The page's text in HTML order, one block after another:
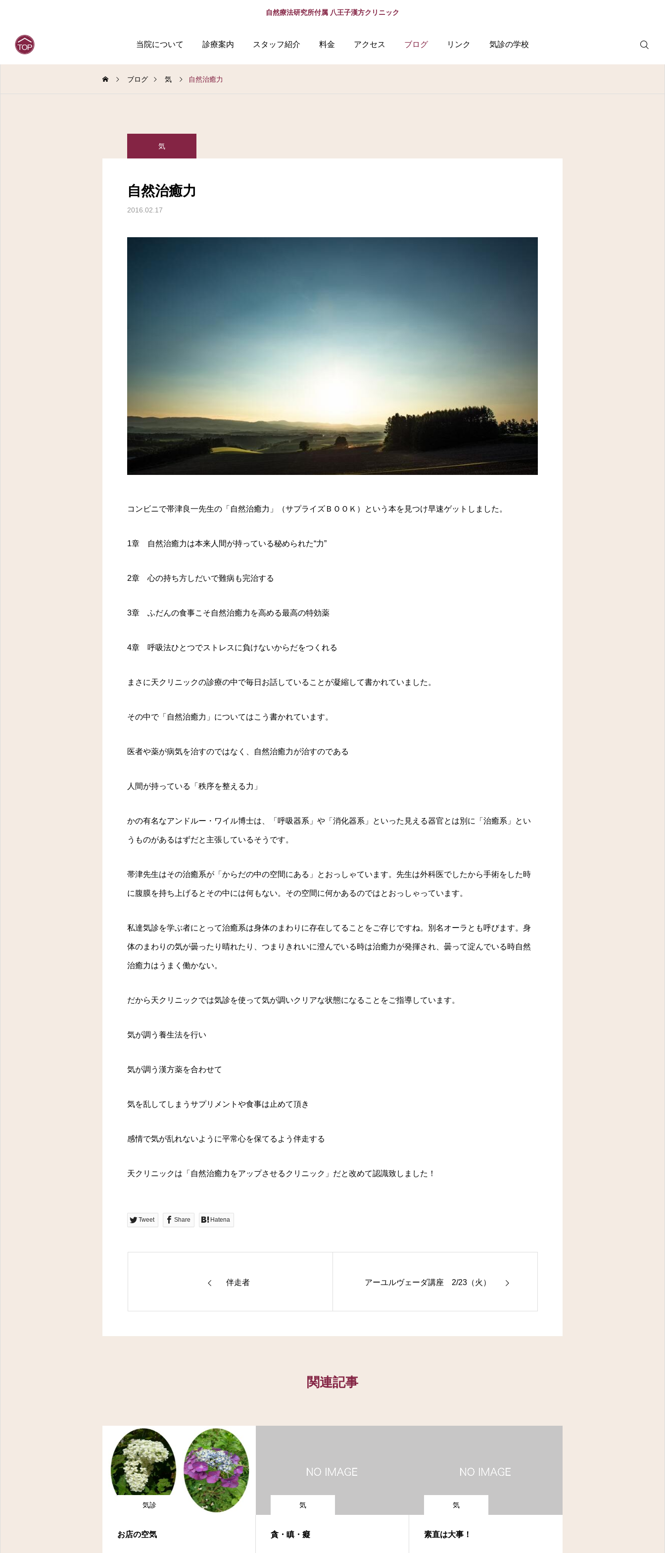
自然療法研究所付属 八王子漢方クリニック
当院について 診療案内 スタッフ紹介 料金 アクセス ブログ リンク 気診の学校
ブログ 気 自然治癒力
気
自然治癒力
2016.02.17
コンビニで帯津良一先生の「自然治癒力」（サプライズＢＯＯＫ）という本を見つけ早速ゲットしました。
1章 自然治癒力は本来人間が持っている秘められた“力”
2章 心の持ち方しだいで難病も完治する
3章 ふだんの食事こそ自然治癒力を高める最高の特効薬
4章 呼吸法ひとつでストレスに負けないからだをつくれる
まさに天クリニックの診療の中で毎日お話していることが凝縮して書かれていました。
その中で「自然治癒力」についてはこう書かれています。
医者や薬が病気を治すのではなく、自然治癒力が治すのである
人間が持っている「秩序を整える力」
かの有名なアンドルー・ワイル博士は、「呼吸器系」や「消化器系」といった見える器官とは別に「治癒系」とい
うものがあるはずだと主張しているそうです。
帯津先生はその治癒系が「からだの中の空間にある」とおっしゃています。先生は外科医でしたから手術をした時
に腹膜を持ち上げるとその中には何もない。その空間に何かあるのではとおっしゃっています。
私達気診を学ぶ者にとって治癒系は身体のまわりに存在してることをご存じですね。別名オーラとも呼びます。身
体のまわりの気が曇ったり晴れたり、つまりきれいに澄んでいる時は治癒力が発揮され、曇って淀んでいる時自然
治癒力はうまく働かない。
だから天クリニックでは気診を使って気が調いクリアな状態になることをご指導しています。
気が調う養生法を行い
気が調う漢方薬を合わせて
気を乱してしまうサプリメントや食事は止めて頂き
感情で気が乱れないように平常心を保てるよう伴走する
天クリニックは「自然治癒力をアップさせるクリニック」だと改めて認識致しました！
Tweet Share Hatena
伴走者 アーユルヴェーダ講座 2/23（火）
関連記事
気診
お店の空気
気
貪・瞋・癡
気
素直は大事！